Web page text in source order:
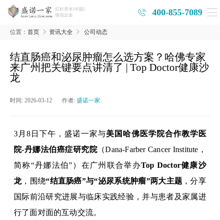
400-855-7089
位置： 首页 资讯大全 公司动态
结直肠癌和泌尿肿瘤怎么选方案？哈佛专家
来广州把关键要点讲清了 | Top Doctor健康沙
龙
时间: 2026-03-12 作者: 盛诺一家
3月8日下午 ，盛诺一家与美国哈佛医学院合作教学医
院-丹娜法伯癌症研究院（Dana-Farber Cancer Institute ，
简称“丹娜法伯”）在广州联合举办Top Doctor健康沙
龙 ，围绕“结直肠癌”与“泌尿系统肿瘤”两大主题 ，分享
国际前沿研究进展与临床实践经验，并与患者及家属进
行了面对面的互动交流。